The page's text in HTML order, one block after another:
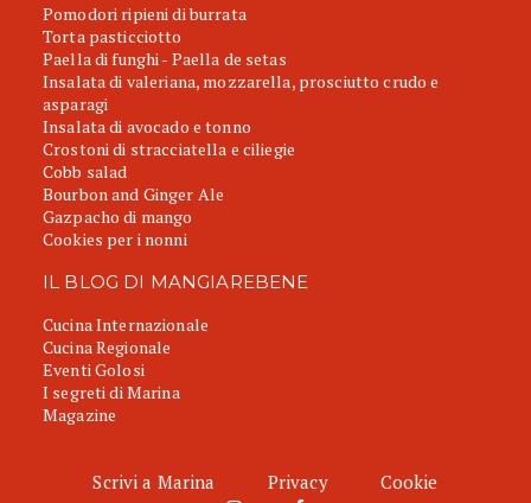
Pomodori ripieni di burrata
Torta pasticciotto
Paella di funghi - Paella de setas
Insalata di valeriana, mozzarella, prosciutto crudo e
asparagi
Insalata di avocado e tonno
Crostoni di stracciatella e ciliegie
Cobb salad
Bourbon and Ginger Ale
Gazpacho di mango
Cookies per i nonni
IL BLOG DI MANGIAREBENE
Cucina Internazionale
Cucina Regionale
Eventi Golosi
I segreti di Marina
Magazine
Scrivi a Marina Privacy Cookie